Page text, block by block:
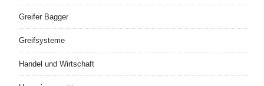
Greifer Bagger
Greifsysteme
Handel und Wirtschaft